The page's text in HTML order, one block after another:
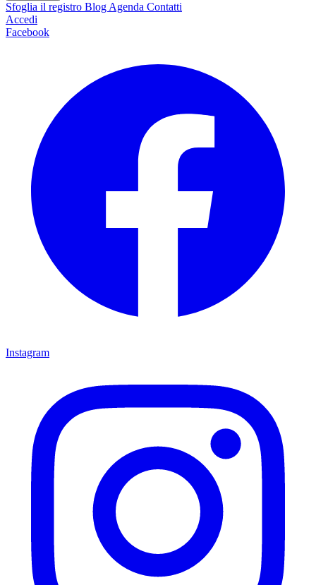
Sfoglia il registro Blog Agenda Contatti
Accedi
Facebook
Instagram